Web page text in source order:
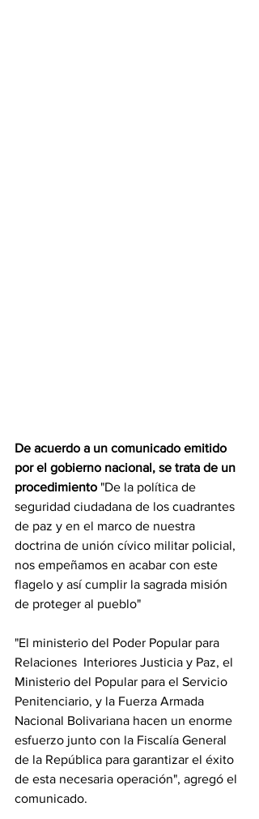
De acuerdo a un comunicado emitido
por el gobierno nacional, se trata de un
procedimiento "De la política de
seguridad ciudadana de los cuadrantes
de paz y en el marco de nuestra
doctrina de unión cívico militar policial,
nos empeñamos en acabar con este
flagelo y así cumplir la sagrada misión
de proteger al pueblo"
"El ministerio del Poder Popular para
Relaciones  Interiores Justicia y Paz, el
Ministerio del Popular para el Servicio
Penitenciario, y la Fuerza Armada
Nacional Bolivariana hacen un enorme
esfuerzo junto con la Fiscalía General
de la República para garantizar el éxito
de esta necesaria operación", agregó el
comunicado.